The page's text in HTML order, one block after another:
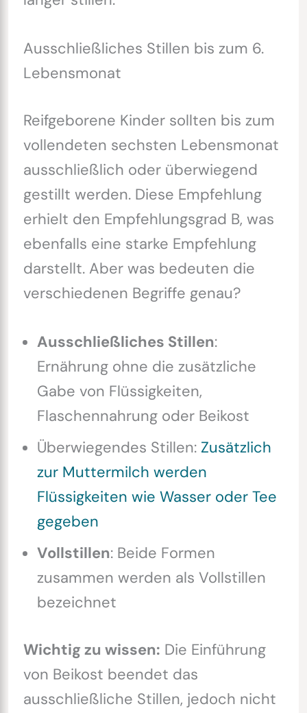
Ausschließliches Stillen bis zum 6.
Lebensmonat
Reifgeborene Kinder sollten bis zum
vollendeten sechsten Lebensmonat
ausschließlich oder überwiegend
gestillt werden. Diese Empfehlung
erhielt den Empfehlungsgrad B, was
ebenfalls eine starke Empfehlung
darstellt. Aber was bedeuten die
verschiedenen Begriffe genau?
Ausschließliches Stillen:
Ernährung ohne die zusätzliche
Gabe von Flüssigkeiten,
Flaschennahrung oder Beikost
Überwiegendes Stillen: Zusätzlich
zur Muttermilch werden
Flüssigkeiten wie Wasser oder Tee
gegeben
Vollstillen: Beide Formen
zusammen werden als Vollstillen
bezeichnet
Wichtig zu wissen: Die Einführung
von Beikost beendet das
ausschließliche Stillen, jedoch nicht